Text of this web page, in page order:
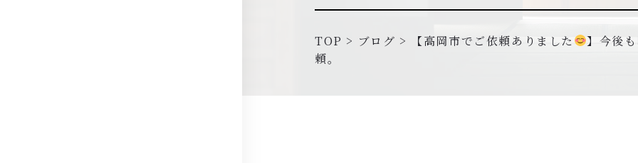
TOP > ブログ > 【高岡市でご依頼ありました 】今後
頼。